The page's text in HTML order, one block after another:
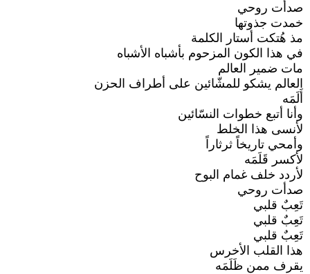
صدأت روحي
خمدت جذوتها
مذ هُتكت أستار الكلمة
في هذا الكون المزحوم بأشباه الأشباه
مات ضمير العالم
العالم يشكو للمشّائين على أطراف الحزن
أَلَمَه
وأنا أتبع خطوات النسّائين
لأنسى هذا الخلط
وأمحي تاريخاً ثرثاراً
لأكسر قَلَمَه
لأردد خلف غمام البوح
صدأت روحي
تَعِبٌ قلبي
تَعِبٌ قلبي
تَعِبٌ قلبي
هذا القلب الأخرس
يقرف ممن ظَلَمَه